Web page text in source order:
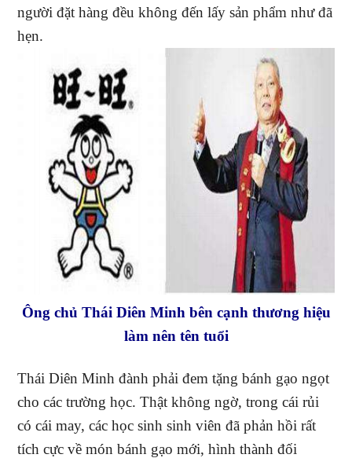
người đặt hàng đều không đến lấy sản phẩm như đã
hẹn.
Ông chủ Thái Diên Minh bên cạnh thương hiệu
làm nên tên tuổi
Thái Diên Minh đành phải đem tặng bánh gạo ngọt
cho các trường học. Thật không ngờ, trong cái rủi
có cái may, các học sinh sinh viên đã phản hồi rất
tích cực về món bánh gạo mới, hình thành đối